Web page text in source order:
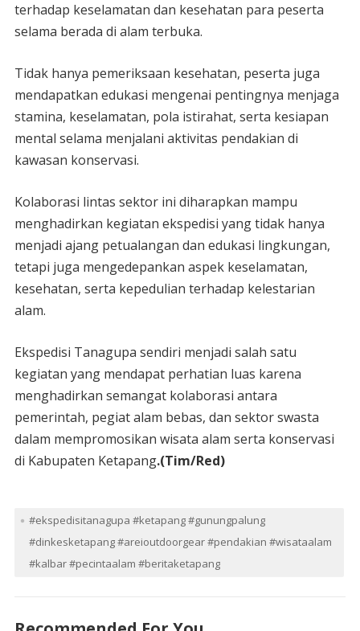
terhadap keselamatan dan kesehatan para peserta
selama berada di alam terbuka.
Tidak hanya pemeriksaan kesehatan, peserta juga
mendapatkan edukasi mengenai pentingnya menjaga
stamina, keselamatan, pola istirahat, serta kesiapan
mental selama menjalani aktivitas pendakian di
kawasan konservasi.
Kolaborasi lintas sektor ini diharapkan mampu
menghadirkan kegiatan ekspedisi yang tidak hanya
menjadi ajang petualangan dan edukasi lingkungan,
tetapi juga mengedepankan aspek keselamatan,
kesehatan, serta kepedulian terhadap kelestarian
alam.
Ekspedisi Tanagupa sendiri menjadi salah satu
kegiatan yang mendapat perhatian luas karena
menghadirkan semangat kolaborasi antara
pemerintah, pegiat alam bebas, dan sektor swasta
dalam mempromosikan wisata alam serta konservasi
di Kabupaten Ketapang.(Tim/Red)
#ekspedisitanagupa #ketapang #gunungpalung
#dinkesketapang #areioutdoorgear #pendakian #wisataalam
#kalbar #pecintaalam #beritaketapang